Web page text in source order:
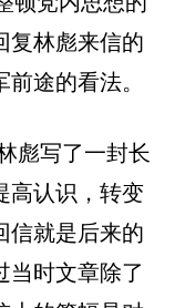
复林彪来信的
途的看法。
彪写了一封长
高认识，转变
信就是后来的
当时文章除了